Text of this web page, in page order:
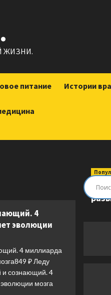
ЖИЗНИ.
питание Истории
4
эволюции
4 миллиарда
₽ Леду
сознающий. 4
мозга